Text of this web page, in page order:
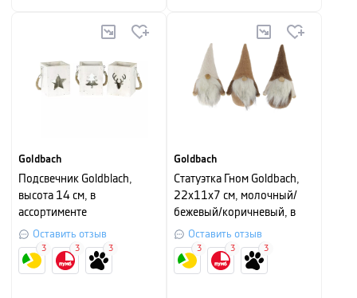
Goldbach
Подсвечник Goldblach,
высота 14 см, в
ассортименте
Оставить отзыв
3 3 3
Goldbach
Cтатуэтка Гном Goldbach,
22х11х7 см, молочный/
бежевый/коричневый, в
ассортименте
Оставить отзыв
3 3 3